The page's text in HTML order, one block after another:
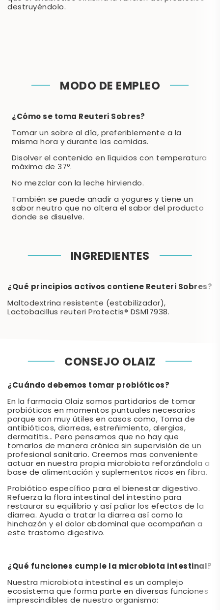
destruyéndolo.
MODO DE EMPLEO
¿Cómo se toma Reuteri Sobres?
Tomar un sobre al día, preferiblemente a la
misma hora y durante las comidas.
Disolver el contenido en líquidos con temperatura
máxima de 37º.
No mezclar con la leche hirviendo.
También se puede añadir a yogures y tiene un
sabor neutro que no altera el sabor del producto
donde se disuelve.
INGREDIENTES
¿Qué principios activos contiene Reuteri Sobres?
Maltodextrina resistente (estabilizador),
Lactobacillus reuteri Protectis® DSM17938.
CONSEJO OLAIZ
¿Cuándo debemos tomar probióticos?
En la farmacia Olaiz somos partidarios de tomar
probióticos en momentos puntuales necesarios
porque son muy útiles en casos como, Toma de
antibióticos, diarreas, estreñimiento, alergias,
dermatitis… Pero pensamos que no hay que
tomarlos de manera crónica sin supervisión de un
profesional sanitario. Creemos mas conveniente
actuar en nuestra propia microbiota reforzándola a
base de alimentación y suplementos ricos en fibra.
Probiótico específico para el bienestar digestivo.
Refuerza la flora intestinal del intestino para
restaurar su equilibrio y así paliar los efectos de la
diarrea. Ayuda a tratar la diarrea así como la
hinchazón y el dolor abdominal que acompañan a
este trastorno digestivo.
¿Qué funciones cumple la microbiota intestinal?
Nuestra microbiota intestinal es un complejo
ecosistema que forma parte en diversas funciones
imprescindibles de nuestro organismo: